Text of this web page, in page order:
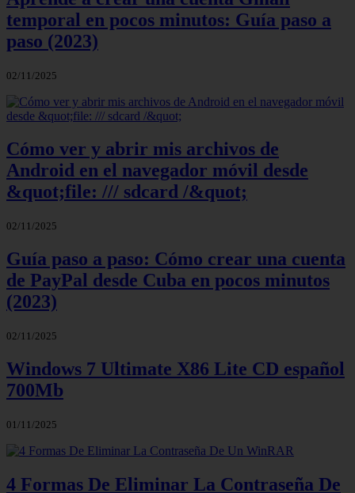
temporal en pocos minutos: Guía paso a
paso (2023)
02/11/2025
Cómo ver y abrir mis archivos de
Android en el navegador móvil desde
&quot;file: /// sdcard /&quot;
02/11/2025
Guía paso a paso: Cómo crear una cuenta
de PayPal desde Cuba en pocos minutos
(2023)
02/11/2025
Windows 7 Ultimate X86 Lite CD español
700Mb
01/11/2025
4 Formas De Eliminar La Contraseña De